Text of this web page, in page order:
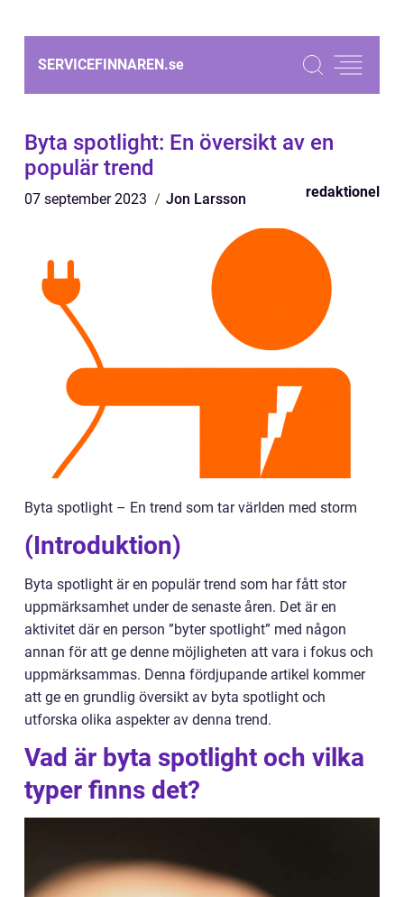
SERVICEFINNAREN.se
Byta spotlight: En översikt av en
populär trend
07 september 2023 Jon Larsson redaktionel
Byta spotlight – En trend som tar världen med storm
(Introduktion)
Byta spotlight är en populär trend som har fått stor
uppmärksamhet under de senaste åren. Det är en
aktivitet där en person ”byter spotlight” med någon
annan för att ge denne möjligheten att vara i fokus och
uppmärksammas. Denna fördjupande artikel kommer
att ge en grundlig översikt av byta spotlight och
utforska olika aspekter av denna trend.
Vad är byta spotlight och vilka
typer finns det?